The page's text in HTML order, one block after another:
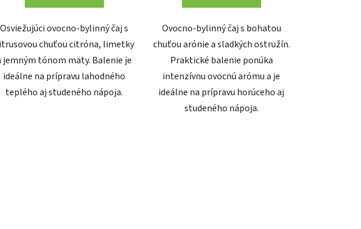
Osviežujúci ovocno-bylinný čaj s
chuťou citróna, limetky
jemným tónom mäty. Balenie je
ideálne na prípravu lahodného
teplého aj studeného nápoja.
Ovocno-bylinný čaj s bohatou
chuťou arónie a sladkých ostružín.
Praktické balenie ponúka
intenzívnu ovocnú arómu a je
ideálne na prípravu horúceho aj
studeného nápoja.